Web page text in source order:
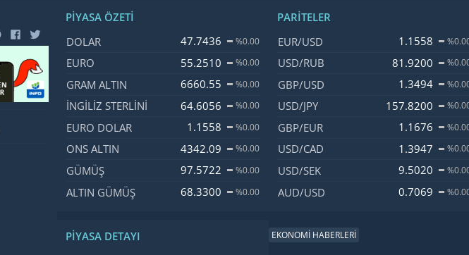
PIYASA ÖZETI
İsim, Kod Fiyat, Değişim
DOLAR 47.7436 %0.00
EURO 55.2510 %0.00
GRAM ALTIN 6660.55 %0.00
İNGILIZ STERLINI 64.6056 %0.00
EURO DOLAR 1.1558 %0.00
ONS ALTIN 4342.09 %0.00
GÜMÜŞ 97.5722 %0.00
ALTIN GÜMÜŞ 68.3300 %0.00
PIYASA DETAYI
PARITELER
İsim, Kod Fiyat, Değişim
EUR/USD 1.1558
USD/RUB 81.9200
GBP/USD 1.3494
USD/JPY 157.8200
GBP/EUR 1.1676
USD/CAD 1.3947
USD/SEK 9.5020
AUD/USD 0.7069
EKONOMİ HABERLERİ